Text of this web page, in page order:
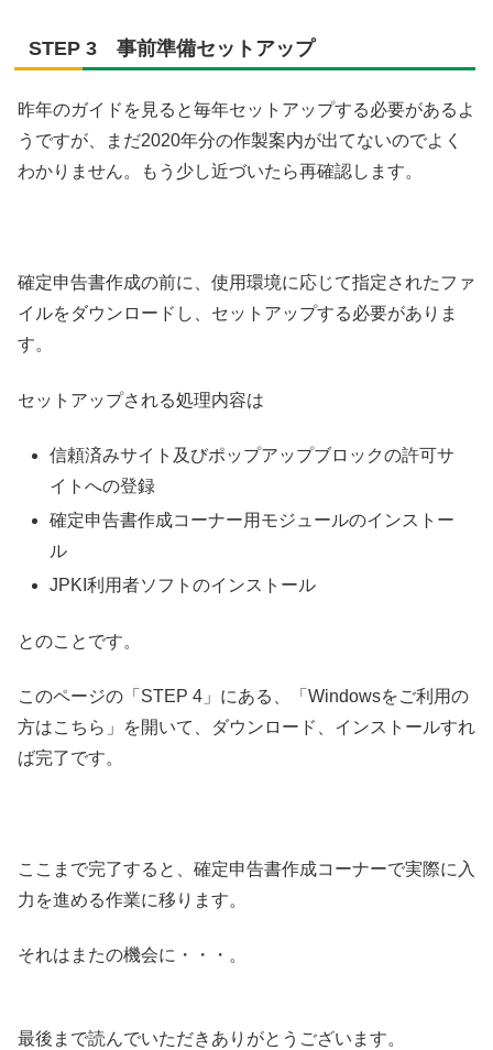
STEP 3 事前準備セットアップ
昨年のガイドを見ると毎年セットアップする必要があるよ
うですが、まだ2020年分の作製案内が出てないのでよく
わかりません。もう少し近づいたら再確認します。
確定申告書作成の前に、使用環境に応じて指定されたファ
イルをダウンロードし、セットアップする必要がありま
す。
セットアップされる処理内容は
信頼済みサイト及びポップアップブロックの許可サ
イトへの登録
確定申告書作成コーナー用モジュールのインストー
ル
JPKI利用者ソフトのインストール
とのことです。
このページの「STEP 4」にある、「Windowsをご利用の
方はこちら」を開いて、ダウンロード、インストールすれ
ば完了です。
ここまで完了すると、確定申告書作成コーナーで実際に入
力を進める作業に移ります。
それはまたの機会に・・・。
最後まで読んでいただきありがとうございます。